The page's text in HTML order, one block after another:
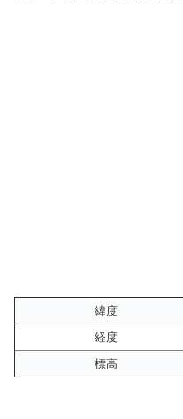
緯度
経度
標高